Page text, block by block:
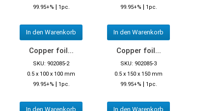
99.95+% | 1pc.
In den Warenkorb
99.95+% | 1pc.
In den Warenkorb
Copper foil...
SKU: 902085-2
0.5 x 100 x 100 mm
99.95+% | 1pc.
In den Warenkorb
Copper foil...
SKU: 902085-3
0.5 x 150 x 150 mm
99.95+% | 1pc.
In den Warenkorb